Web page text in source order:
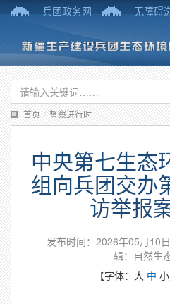
兵团政务网 无障碍
首页 / 督察进行时
中央第七生态
组向兵团交办
访举报
发布时间：2026年05月10日
辑：自然生
【字体： 大 中 小